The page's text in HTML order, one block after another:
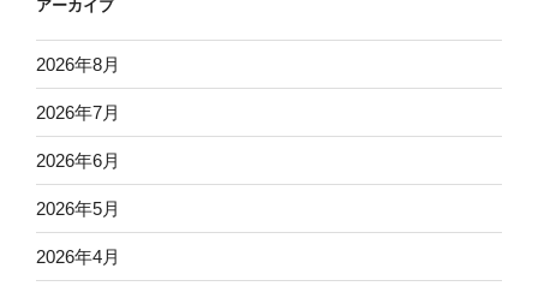
アーカイブ
2026年8月
2026年7月
2026年6月
2026年5月
2026年4月